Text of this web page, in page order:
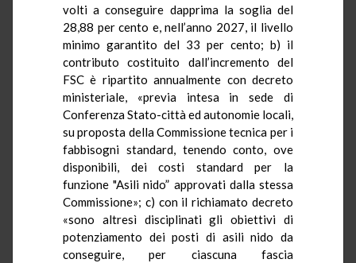
volti a conseguire dapprima la soglia del
28,88 per cento e, nell’anno 2027, il livello
minimo garantito del 33 per cento; b) il
contributo costituito dall’incremento del
FSC è ripartito annualmente con decreto
ministeriale, «previa intesa in sede di
Conferenza Stato-città ed autonomie locali,
su proposta della Commissione tecnica per i
fabbisogni standard, tenendo conto, ove
disponibili, dei costi standard per la
funzione "Asili nido” approvati dalla stessa
Commissione»; c) con il richiamato decreto
«sono altresì disciplinati gli obiettivi di
potenziamento dei posti di asili nido da
conseguire, per ciascuna fascia